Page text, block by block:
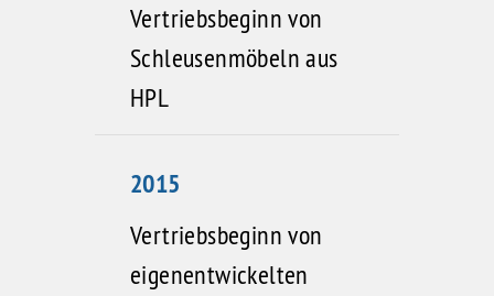
Vertriebsbeginn von
Schleusenmöbeln aus
HPL
2015
Vertriebsbeginn von
eigenentwickelten